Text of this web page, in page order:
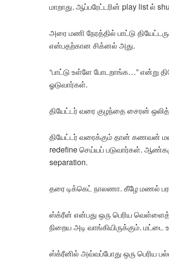
மாறாது. ஆப்பரேட்டரின் play list ல்
அரை மணி நேரத்தில் பாட்டு
என்பதற்கான சிக்னல் அது.
“பாட்டு உள்ளே போடறாங்க…” என்று
ஓடுவார்கள்.
தியேட்டர் வரை குழந்தை சைரன்
தியேட்டர் வரைக்கும் தான் கணவன்
redefine செய்யப் படுவார்கள்.
separation.
தரை டிக்கெட் நாலணா. கீழே மணல்
ஸ்க்ரீன் என்பது ஒரு பெரிய வெள்ளைத்
நிறைய அடி வாங்கியிருக்கும்.
ஸ்க்ரீனில் அவ்வப்போது ஒரு பெரிய